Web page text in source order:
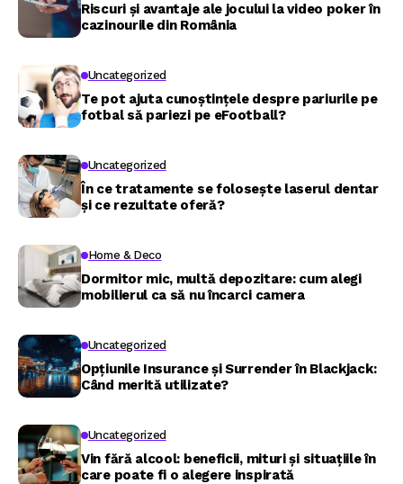
Riscuri și avantaje ale jocului la video poker în
cazinourile din România
Uncategorized
Te pot ajuta cunoștințele despre pariurile pe
fotbal să pariezi pe eFootball?
Uncategorized
În ce tratamente se folosește laserul dentar
și ce rezultate oferă?
Home & Deco
Dormitor mic, multă depozitare: cum alegi
mobilierul ca să nu încarci camera
Uncategorized
Opțiunile Insurance și Surrender în Blackjack:
Când merită utilizate?
Uncategorized
Vin fără alcool: beneficii, mituri și situațiile în
care poate fi o alegere inspirată